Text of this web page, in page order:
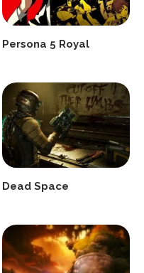
Persona 5 Royal
Dead Space